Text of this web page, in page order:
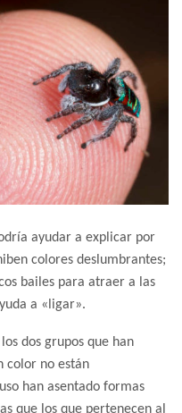
ayudar a explicar por
colores deslumbrantes;
bailes para atraer a las
a «ligar».
dos grupos que han
color no están
han asentado formas
que los que pertenecen al